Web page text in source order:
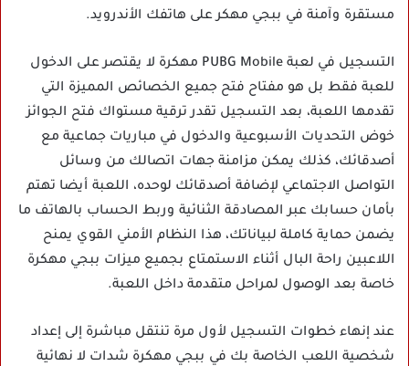
مستقرة وآمنة في ببجي مهكر على هاتفك الأندرويد.
التسجيل في لعبة PUBG Mobile مهكرة لا يقتصر على الدخول
للعبة فقط بل هو مفتاح فتح جميع الخصائص المميزة التي
تقدمها اللعبة، بعد التسجيل تقدر ترقية مستواك فتح الجوائز
خوض التحديات الأسبوعية والدخول في مباريات جماعية مع
أصدقائك، كذلك يمكن مزامنة جهات اتصالك من وسائل
التواصل الاجتماعي لإضافة أصدقائك لوحده، اللعبة أيضا تهتم
بأمان حسابك عبر المصادقة الثنائية وربط الحساب بالهاتف ما
يضمن حماية كاملة لبياناتك، هذا النظام الأمني القوي يمنح
اللاعبين راحة البال أثناء الاستمتاع بجميع ميزات ببجي مهكرة
خاصة بعد الوصول لمراحل متقدمة داخل اللعبة.
عند إنهاء خطوات التسجيل لأول مرة تنتقل مباشرة إلى إعداد
شخصية اللعب الخاصة بك في ببجي مهكرة شدات لا نهائية